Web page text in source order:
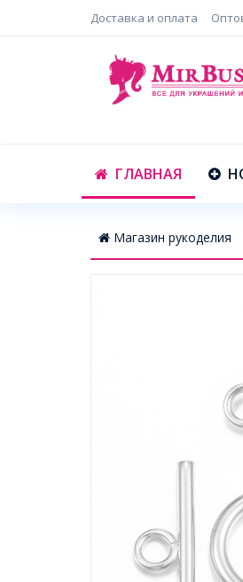
Доставка и оплата
ГЛАВНАЯ
Магазин рукоделия